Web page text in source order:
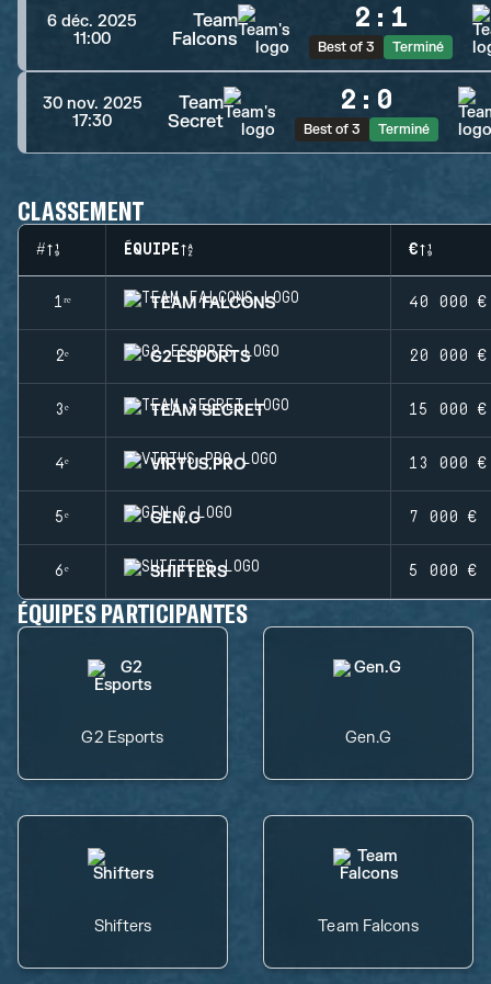
6 déc. 2025
11:00
Team
Falcons
2 : 1
Best of 3 Terminé
30 nov. 2025
17:30
Team
Secret
2 : 0
Best of 3 Terminé
CLASSEMENT
# ÉQUIPE €
1ʳᵉ TEAM FALCONS 40 000 €
2ᵉ G2 ESPORTS 20 000 €
3ᵉ TEAM SECRET 15 000 €
4ᵉ VIRTUS.PRO 13 000 €
5ᵉ GEN.G 7 000 €
6ᵉ SHIFTERS 5 000 €
ÉQUIPES PARTICIPANTES
G2 Esports Gen.G
Shifters Team Falcons